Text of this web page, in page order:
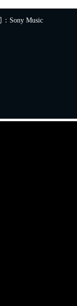
Sony Music